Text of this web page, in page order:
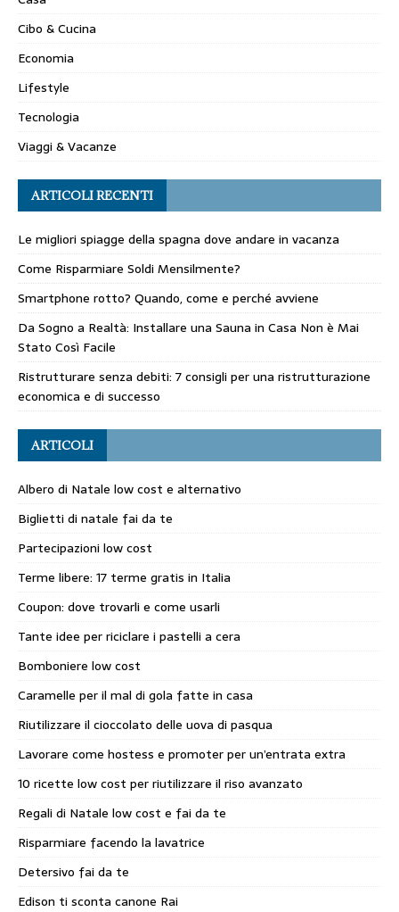
Cibo & Cucina
Economia
Lifestyle
Tecnologia
Viaggi & Vacanze
ARTICOLI RECENTI
Le migliori spiagge della spagna dove andare in vacanza
Come Risparmiare Soldi Mensilmente?
Smartphone rotto? Quando, come e perché avviene
Da Sogno a Realtà: Installare una Sauna in Casa Non è Mai
Stato Così Facile
Ristrutturare senza debiti: 7 consigli per una ristrutturazione
economica e di successo
ARTICOLI
Albero di Natale low cost e alternativo
Biglietti di natale fai da te
Partecipazioni low cost
Terme libere: 17 terme gratis in Italia
Coupon: dove trovarli e come usarli
Tante idee per riciclare i pastelli a cera
Bomboniere low cost
Caramelle per il mal di gola fatte in casa
Riutilizzare il cioccolato delle uova di pasqua
Lavorare come hostess e promoter per un’entrata extra
10 ricette low cost per riutilizzare il riso avanzato
Regali di Natale low cost e fai da te
Risparmiare facendo la lavatrice
Detersivo fai da te
Edison ti sconta canone Rai